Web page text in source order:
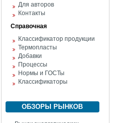
Для авторов
Контакты
Справочная
Классификатор продукции
Термопласты
Добавки
Процессы
Нормы и ГОСТы
Классификаторы
ОБЗОРЫ РЫНКОВ